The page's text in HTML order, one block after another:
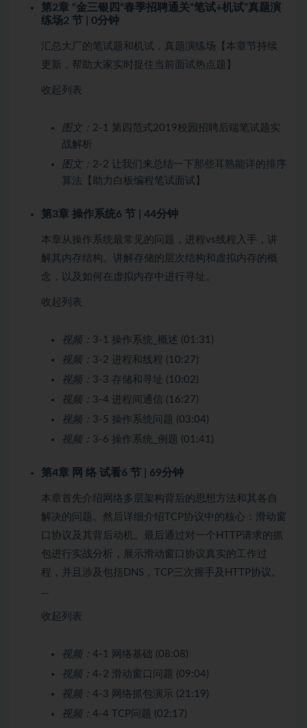
第2章 “金三银四”春季招聘通关“笔试+机试”真题演
练场2 节 | 0分钟
汇总大厂的笔试题和机试，真题演练场【本章节持续
更新，帮助大家实时捉住当前面试热点题】
收起列表
图文： 2-1 第四范式2019校园招聘后端笔试题实
战解析
图文： 2-2 让我们来总结一下那些耳熟能详的排序
算法【助力白板编程笔试面试】
第3章 操作系统6 节 | 44分钟
本章从操作系统最常见的问题，进程vs线程入手，讲
解其内存结构。讲解存储的层次结构和虚拟内存的概
念，以及如何在虚拟内存中进行寻址。
收起列表
视频： 3-1 操作系统_概述 (01:31)
视频： 3-2 进程和线程 (10:27)
视频： 3-3 存储和寻址 (10:02)
视频： 3-4 进程间通信 (16:27)
视频： 3-5 操作系统问题 (03:04)
视频： 3-6 操作系统_例题 (01:41)
第4章 网 络 试看6 节 | 69分钟
本章首先介绍网络多层架构背后的思想方法和其各自
解决的问题。然后详细介绍TCP协议中的核心：滑动窗
口协议及其背后动机。最后通过对一个HTTP请求的抓
包进行实战分析，展示滑动窗口协议真实的工作过
程，并且涉及包括DNS，TCP三次握手及HTTP协议。
…
收起列表
视频： 4-1 网络基础 (08:08)
视频： 4-2 滑动窗口问题 (09:04)
视频： 4-3 网络抓包演示 (21:19)
视频： 4-4 TCP问题 (02:17)